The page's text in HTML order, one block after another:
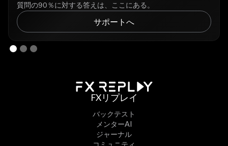
質問の90％に対する答えは、ここにある。
サポートへ
FXリプレイ
バックテスト
メンターAI
ジャーナル